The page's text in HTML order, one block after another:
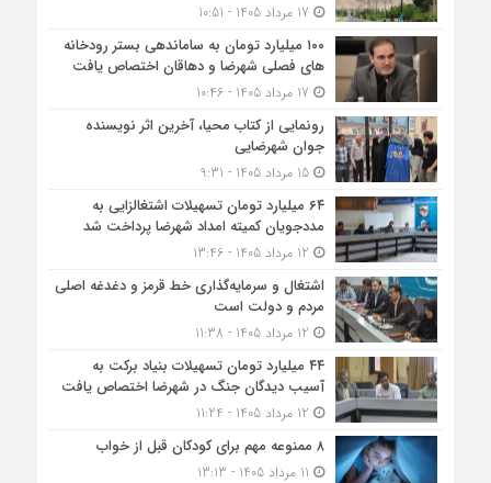
۱۰۰ میلیارد تومان به ساماندهی بستر رودخانه
های فصلی شهرضا و دهاقان اختصاص یافت
رونمایی از کتاب محیا، آخرین اثر نویسنده
جوان شهرضایی
15 مرداد 1405 - 9:31
۶۴ میلیارد تومان تسهیلات اشتغالزایی به
مددجویان کمیته امداد شهرضا پرداخت شد
اشتغال و سرمایه‌گذاری خط قرمز و دغدغه اصلی
مردم و دولت است
۴۴ میلیارد تومان تسهیلات بنیاد برکت به
آسیب دیدگان جنگ در شهرضا اختصاص یافت
۸ ممنوعه مهم برای کودکان قبل از خواب